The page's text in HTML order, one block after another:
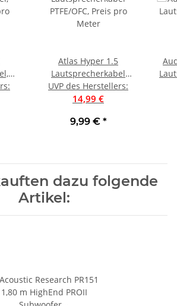
:
Atlas Hyper 1.5
Lautsprecherkabel
PTFE/OFC, Preis pro
Meter
UVP des Herstellers:
14,99 €
9,99 € *
dazu folgende
Artikel: